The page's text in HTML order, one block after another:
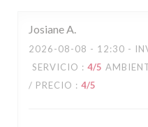
JosianeA
2026-08-08 - 12:30 -
SERVICIO : 4/5
/ PRECIO : 4/5